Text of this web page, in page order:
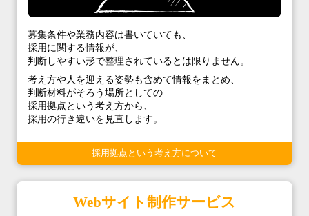
募集条件や業務内容は書いていても、
採用に関する情報が、
判断しやすい形で整理されているとは限りません。
考え方や人を迎える姿勢も含めて情報をまとめ、
判断材料がそろう場所としての
採用拠点という考え方から、
採用の行き違いを見直します。
採用拠点という考え方について
Webサイト制作サービス